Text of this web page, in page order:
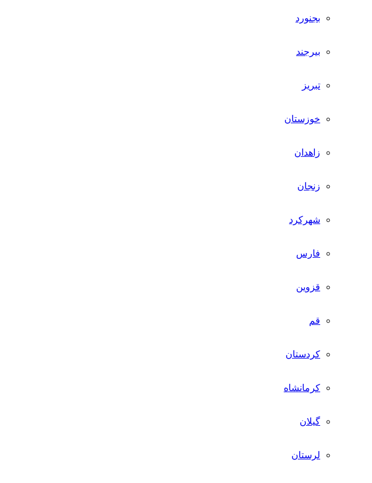
بجنورد
بیرجند
تبریز
خوزستان
زاهدان
زنجان
شهرکرد
فارس
قزوین
قم
کردستان
کرمانشاه
گیلان
لرستان